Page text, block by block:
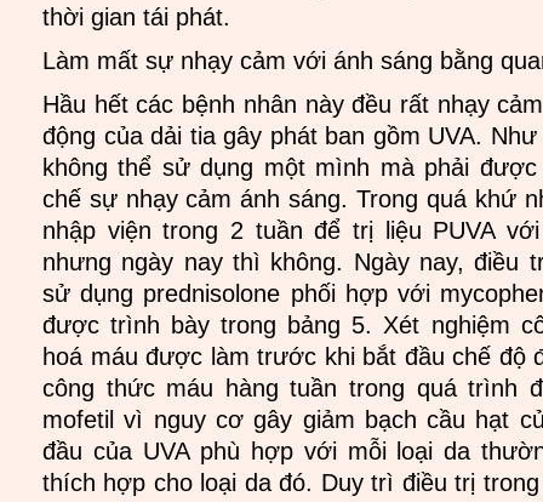
thời gian tái phát.
Làm mất sự nhạy cảm với ánh sáng bằng
Hầu hết các bệnh nhân này đều rất nhạy
động của dải tia gây phát ban gồm UVA.
không thể sử dụng một mình mà phải
chế sự nhạy cảm ánh sáng. Trong quá khứ
nhập viện trong 2 tuần để trị liệu PUVA
nhưng ngày nay thì không. Ngày nay, điều
sử dụng prednisolone phối hợp với
được trình bày trong bảng 5. Xét nghiệm
hoá máu được làm trước khi bắt đầu chế độ
công thức máu hàng tuần trong quá trình
mofetil vì nguy cơ gây giảm bạch cầu hạt
đầu của UVA phù hợp với mỗi loại da
thích hợp cho loại da đó. Duy trì điều trị